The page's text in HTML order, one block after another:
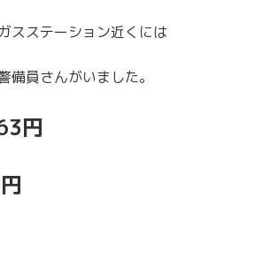
スステーション近くには
備員さんがいました。
円